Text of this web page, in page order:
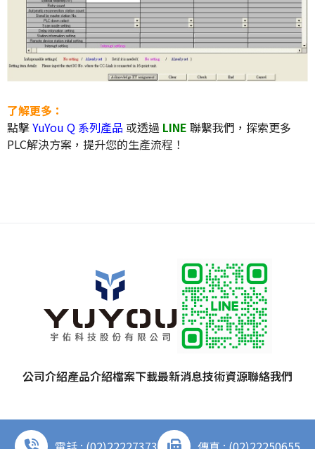
了解更多：
點擊YuYou Q 系列產品 或透過 LINE 聯繫我們，探索更多
PLC解決方案，提升您的生產流程！
公司介紹產品介紹檔案下載最新消息技術資源聯絡我們